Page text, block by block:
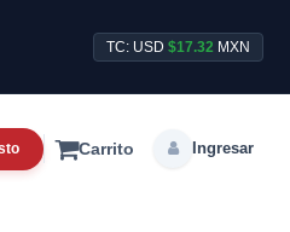
de Agosto ya disponibles.
TC: USD$17.32 MXN
Carrito Ingresar